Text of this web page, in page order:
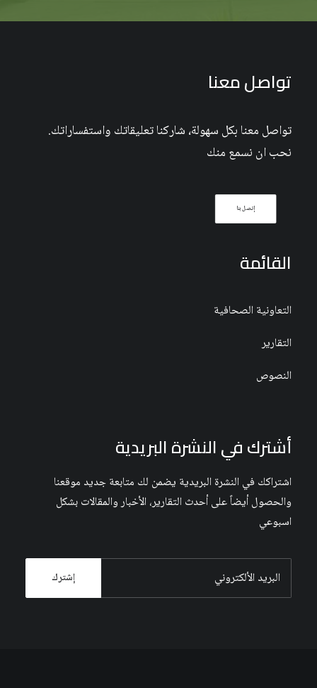
تواصل معنا
تواصل معنا بكل سهولة، شاركنا تعليقاتك واستفساراتك.
نحب ان نسمع منك
إتصل بنا
القائمة
التعاونية الصحافية
التقارير
النصوص
أشترك في النشرة البريدية
اشتراكك في النشرة البريدية يضمن لك متابعة جديد موقعنا
والحصول أيضاً على أحدث التقارير، الأخبار والمقالات بشكل
اسبوعي